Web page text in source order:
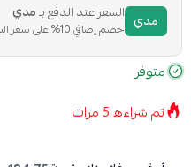
مدي السعر عند الدفع بـمدي
خصم إضافي 10% على سعر البيع
متوفر
تم شراءه5مرات